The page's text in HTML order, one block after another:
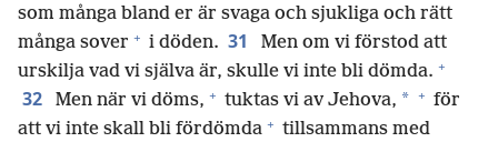
som många bland er är svaga och sjukliga och rätt
många sover + i döden. 31
Men om vi förstod att
urskilja vad vi själva är, skulle vi inte bli dömda. +
32 Men när vi döms, + tuktas vi av Jehova, * + för
att vi inte skall bli fördömda + tillsammans med